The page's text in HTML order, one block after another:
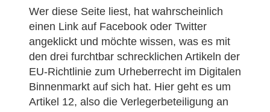
Wer diese Seite liest, hat wahrscheinlich
einen Link auf Facebook oder Twitter
angeklickt und möchte wissen, was es mit
den drei furchtbar schrecklichen Artikeln der
EU-Richtlinie zum Urheberrecht im Digitalen
Binnenmarkt auf sich hat. Hier geht es um
Artikel 12, also die Verlegerbeteiligung an